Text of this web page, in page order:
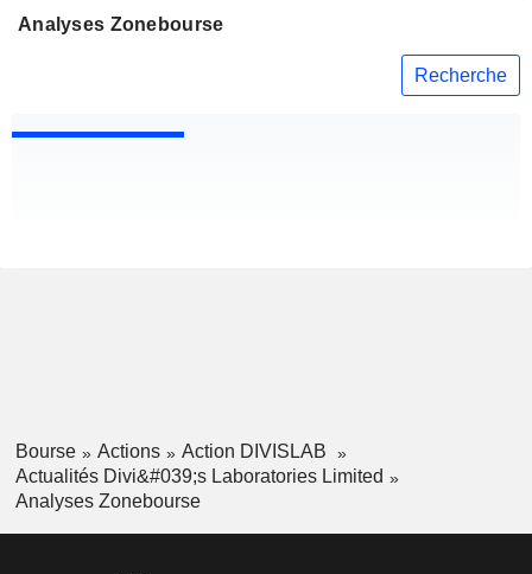
Analyses Zonebourse
Recherche
Bourse Actions
Action DIVISLAB
Actualités Divi&#039;s Laboratories Limited
Analyses Zonebourse